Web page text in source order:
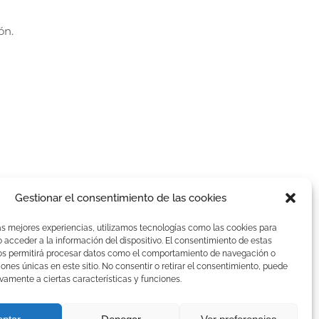
Gestionar el consentimiento de las cookies
mejores experiencias, utilizamos tecnologías como las cookies para
a la información del dispositivo. El consentimiento de estas
permitirá procesar datos como el comportamiento de navegación o
únicas en este sitio. No consentir o retirar el consentimiento, puede
a ciertas características y funciones.